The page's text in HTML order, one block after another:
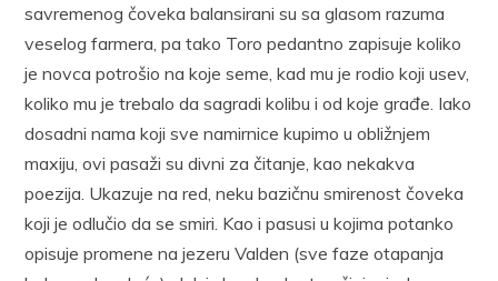
savremenog čoveka balansirani su sa glasom razuma
veselog farmera, pa tako Toro pedantno zapisuje koliko
je novca potrošio na koje seme, kad mu je rodio koji usev,
koliko mu je trebalo da sagradi kolibu i od koje građe. Iako
dosadni nama koji sve namirnice kupimo u obližnjem
maxiju, ovi pasaži su divni za čitanje, kao nekakva
poezija. Ukazuje na red, neku bazičnu smirenost čoveka
koji je odlučio da se smiri. Kao i pasusi u kojima potanko
opisuje promene na jezeru Valden (sve faze otapanja